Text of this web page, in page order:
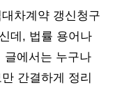
차계약 갱신청구
데, 법률 용어나
글에서는 누구나
간결하게 정리